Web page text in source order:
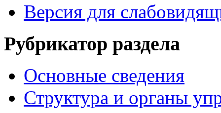
Версия для
Рубрикатор раздела
Основные сведения
Структура и органы